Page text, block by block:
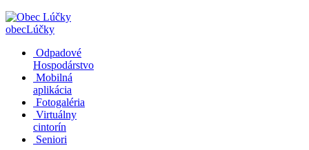
obecLúčky
Odpadové
Hospodárstvo
Mobilná
aplikácia
Fotogaléria
Virtuálny
cintorín
Seniori